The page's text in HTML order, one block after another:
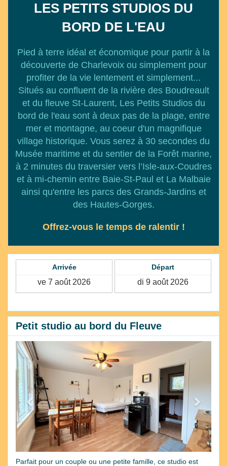
LES PETITS STUDIOS DU
BORD DE L'EAU
Pied à terre idéal et économique pour partir à la
découverte de Charlevoix ou simplement pour
profiter de la vie lentement et simplement...
Situés au confluent de la rivière des Boudreault
et du fleuve St-Laurent, Les Petits Studios du
bord de l'eau sont à deux pas de la plage, entre
mer et montagne, au coeur d'un magnifique
village historique. Vous serez à 30 secondes du
Musée maritime et du sentier de la Forêt marine,
à 2 minutes du traversier vers l’Isle-aux-Coudres
et à mi-chemin entre Baie-St-Paul et La Malbaie
ainsi qu'entre les parcs des Grands-Jardins et
des Hautes-Gorges.
Offrez-vous le temps de ralentir !
Arrivée Départ
Petit studio au bord du Fleuve
Previous
Parfait pour un couple ou une petite famille, ce studio est